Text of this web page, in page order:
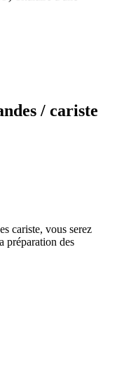
/ cariste
cariste, vous serez
préparation des